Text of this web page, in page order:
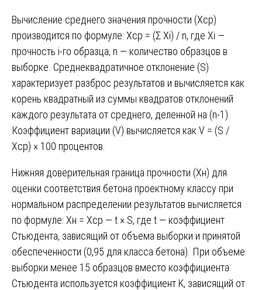
Вычисление среднего значения прочности (Xср)
производится по формуле: Xср = (Σ Xi) / n, где Xi —
прочность i-го образца, n — количество образцов в
выборке. Среднеквадратичное отклонение (S)
характеризует разброс результатов и вычисляется как
корень квадратный из суммы квадратов отклонений
каждого результата от среднего, деленной на (n-1).
Коэффициент вариации (V) вычисляется как V = (S /
Xср) × 100 процентов.
Нижняя доверительная граница прочности (Xн) для
оценки соответствия бетона проектному классу при
нормальном распределении результатов вычисляется
по формуле: Xн = Xср — t × S, где t — коэффициент
Стьюдента, зависящий от объема выборки и принятой
обеспеченности (0,95 для класса бетона). При объеме
выборки менее 15 образцов вместо коэффициента
Стьюдента используется коэффициент K, зависящий от